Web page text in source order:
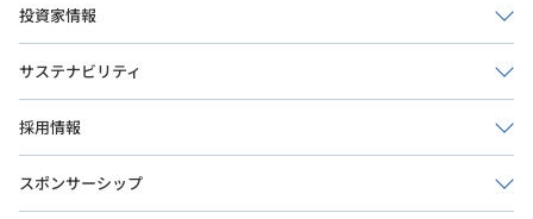
投資家情報
サステナビリティ
採用情報
スポンサーシップ